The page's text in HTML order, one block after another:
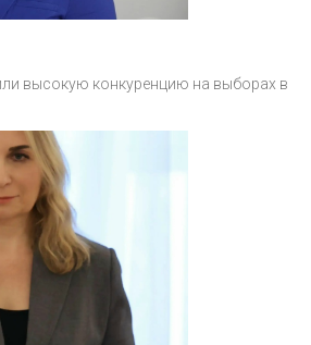
высокую конкуренцию на выборах в